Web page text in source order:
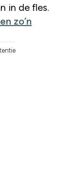
in de fles.
zo’n